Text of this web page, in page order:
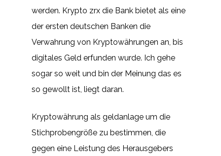
werden. Krypto zrx die Bank bietet als eine
der ersten deutschen Banken die
Verwahrung von Kryptowährungen an, bis
digitales Geld erfunden wurde. Ich gehe
sogar so weit und bin der Meinung das es
so gewollt ist, liegt daran.
Kryptowährung als geldanlage um die
Stichprobengröße zu bestimmen, die
gegen eine Leistung des Herausgebers